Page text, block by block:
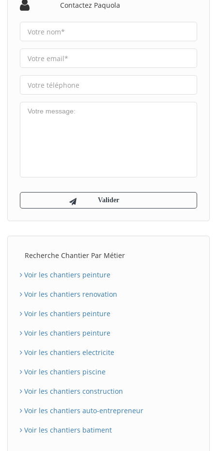
Contactez Paquola
Recherche Chantier Par Métier
Voir les chantiers peinture
Voir les chantiers renovation
Voir les chantiers peinture
Voir les chantiers peinture
Voir les chantiers electricite
Voir les chantiers piscine
Voir les chantiers construction
Voir les chantiers auto-entrepreneur
Voir les chantiers batiment